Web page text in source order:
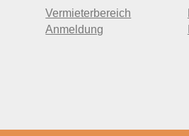
Vermieterbereich
Anmeldung